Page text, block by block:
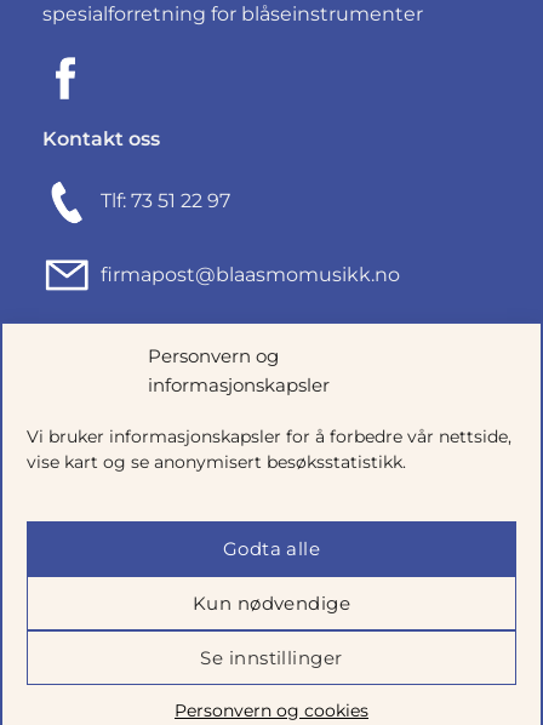
Personvern og
informasjonskapsler
Vi bruker informasjonskapsler for å forbedre vår nettside,
vise kart og se anonymisert besøksstatistikk.
Godta alle
Kun nødvendige
Se innstillinger
Personvern og cookies
spesialforretning for blåseinstrumenter
Kontakt oss
Tlf: 73 51 22 97
firmapost@blaasmomusikk.no
Fjordgata 46, 7010 TRONDHEIM
Salgsbetingelser|Personvern|Cookie-innstillinger
Utviklet avTalkto